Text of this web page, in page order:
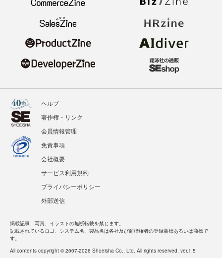
ヘルプ
著作権・リンク
会員情報管理
免責事項
会社概要
サービス利用規約
プライバシーポリシー
外部送信
掲載記事、写真、イラストの無断転載を禁じます。
記載されているロゴ、システム名、製品名は各社及び商標権者の登録商標あるいは商標で
す。
All contents copyright © 2007-2026 Shoeisha Co., Ltd. All rights reserved. ver.1.5